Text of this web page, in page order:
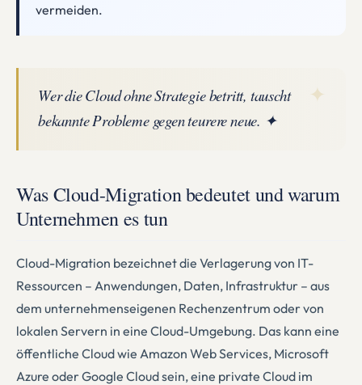
vermeiden.
✦
Wer die Cloud ohne Strategie betritt, tauscht
bekannte Probleme gegen teurere neue. ✦
Was Cloud-Migration bedeutet und warum
Unternehmen es tun
Cloud-Migration bezeichnet die Verlagerung von IT-
Ressourcen – Anwendungen, Daten, Infrastruktur – aus
dem unternehmenseigenen Rechenzentrum oder von
lokalen Servern in eine Cloud-Umgebung. Das kann eine
öffentliche Cloud wie Amazon Web Services, Microsoft
Azure oder Google Cloud sein, eine private Cloud im